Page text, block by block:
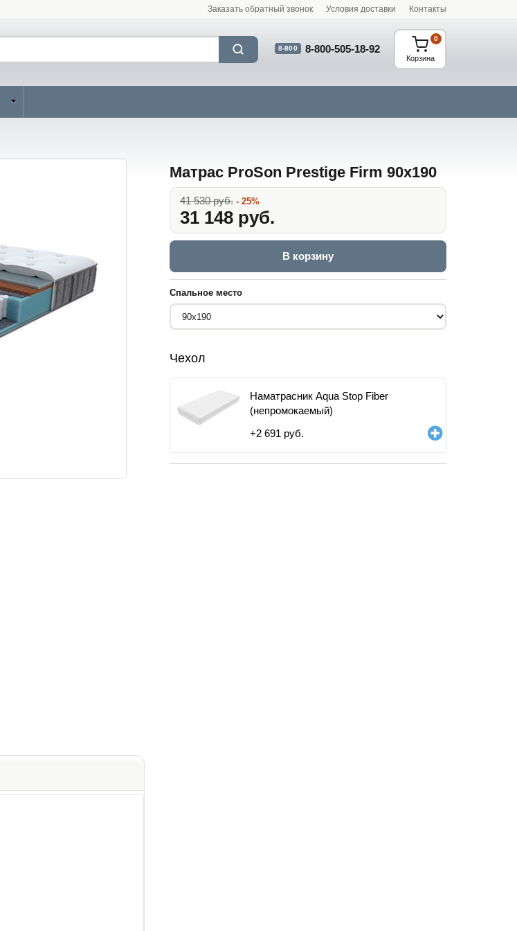
Заказать обратный звонок Условия доставки Контакты
8-800 8-800-505-18-92
Корзина
0
Матрас ProSon Prestige Firm 90x190
41 530 руб. - 25%
31 148 руб.
В корзину
Спальное место
Чехол
Наматрасник Aqua Stop Fiber
(непромокаемый)
+2 691 руб.